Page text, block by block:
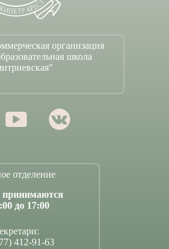
организация
школа
отделение
принимаются
до 17:00
412-91-63